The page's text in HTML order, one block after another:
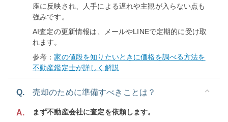
座に反映され、人手による遅れや主観が入らない点も
強みです。
AI査定の更新情報は、メールやLINEで定期的に受け取
れます。
参考：家の値段を知りたいときに価格を調べる方法を
不動産鑑定士が詳しく解説
Q. 売却のために準備すべきことは？
A.
まず不動産会社に査定を依頼します。